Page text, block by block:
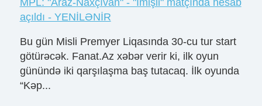
MPL: "Araz-Naxçıvan" - "İmişli" matçında hesab
açıldı - YENİLƏNİR
Bu gün Misli Premyer Liqasında 30-cu tur start
götürəcək. Fanat.Az xəbər verir ki, ilk oyun
günündə iki qarşılaşma baş tutacaq. İlk oyunda
“Kəp...